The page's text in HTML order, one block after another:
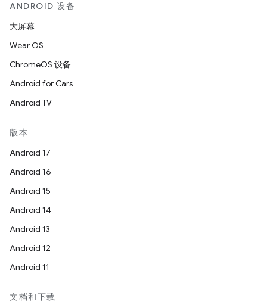
ANDROID 设备
大屏幕
Wear OS
ChromeOS 设备
Android for Cars
Android TV
版本
Android 17
Android 16
Android 15
Android 14
Android 13
Android 12
Android 11
文档和下载